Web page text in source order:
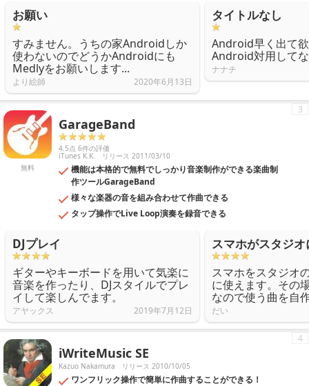
お願い
すみません。うちの家Androidしか
使わないのでどうかAndroidにも
Medlyをお願いします...
より絵師 2020年6月13日
タイトルなし
Android早く出て
Android対用して
ナナチ
無料
GarageBand
4.5点 6件の評価
iTunes K.K. リリース 2011/03/10
機能は本格的で無料でしっかり音楽制作ができる楽曲制
作ツールGarageBand
様々な楽器の音を組み合わせて作曲できる
タップ操作でLive Loop演奏を録音できる
3
DJプレイ
ギターやキーボードを用いて気楽に
音楽を作ったり、DJスタイルでプレ
イして楽しんでます。
アヤックス 2019年7月12日
スマホがスタジオ
スマホをスタジオ
に使えます。その
なので使う曲を自
だい
iWriteMusic SE
Kazuo Nakamura リリース 2010/10/05
ワンフリック操作で簡単に作曲することができる！
4